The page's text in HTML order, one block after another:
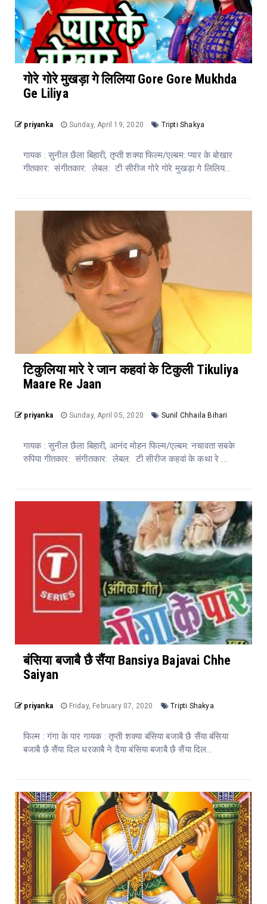
गोरे गोरे मुखड़ा गे लिलिया Gore Gore Mukhda
Ge Liliya
priyanka Sunday, April 19, 2020 Tripti Shakya
गायक : सुनील छैला बिहारी, तृप्ती शक्या फिल्म/एल्बम: प्यार के बोखार
गीतकार: संगीतकार: लेबल: टी सीरीज गोरे गोरे मुखड़ा गे लिलिय...
टिकुलिया मारे रे जान कहवां के टिकुली Tikuliya
Maare Re Jaan
priyanka Sunday, April 05, 2020 Sunil Chhaila Bihari
गायक : सुनील छैला बिहारी, आनंद मोहन फिल्म/एल्बम: नचावता सबके
रुपिया गीतकार: संगीतकार: लेबल: टी सीरीज कहवां के कथा रे ...
बंसिया बजाबै छै सैंया Bansiya Bajavai Chhe
Saiyan
priyanka Friday, February 07, 2020 Tripti Shakya
फिल्म : गंगा के पार गायक : तृप्ती शक्या बंसिया बजाबै छै सैंया बंसिया
बजाबै छै सैंया दिल धरकाबै ने दैया बंसिया बजाबै छै सैंया दिल...